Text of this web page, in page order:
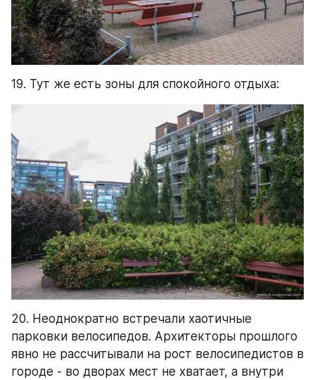
19. Тут же есть зоны для спокойного отдыха:
20. Неоднократно встречали хаотичные
парковки велосипедов. Архитекторы прошлого
явно не рассчитывали на рост велосипедистов в
городе - во дворах мест не хватает, а внутри